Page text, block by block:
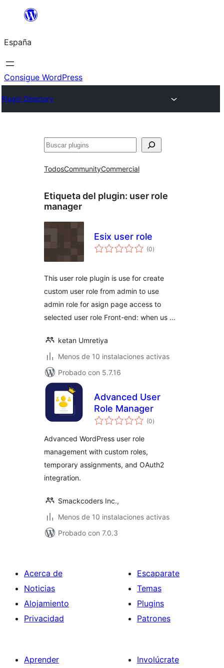
Saltar
contenido
España
Consigue WordPress
Plugin Directory
Buscar
TodosCommunityCommercial
Etiqueta del plugin: user role
manager
Esix user role
(0valoraciones
en
)
This user role plugin is use for create
custom user role from admin to use
admin role for asign page access to
selected user role Front-end: when us …
ketan Umretiya
Menos de 10 instalaciones activas
Probado con 5.7.16
Advanced User
Role Manager
(0valoraciones
en
)
Advanced WordPress user role
management with custom roles,
temporary assignments, and OAuth2
integration.
Smackcoders Inc.,
Menos de 10 instalaciones activas
Probado con 7.0.3
Acerca de
Noticias
Alojamiento
Privacidad
Escaparate
Temas
Plugins
Patrones
Aprender
Involúcrate